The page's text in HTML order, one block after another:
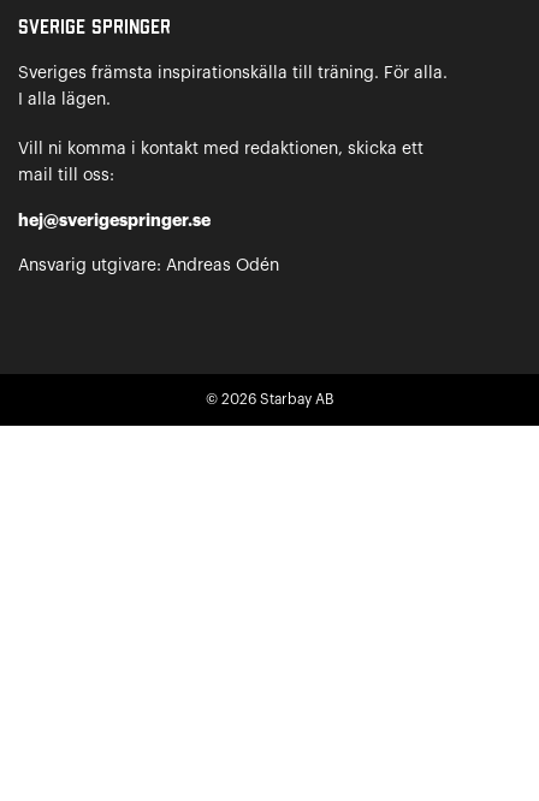
Sverige Springer
Sveriges främsta inspirationskälla till träning. För alla.
I alla lägen.
Vill ni komma i kontakt med redaktionen, skicka ett
mail till oss:
hej@sverigespringer.se
Ansvarig utgivare: Andreas Odén
© 2026 Starbay AB